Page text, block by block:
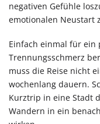
negativen Gefühle
emotionalen Neustart
Einfach einmal für ein
Trennungsschmerz
muss die Reise nicht
wochenlang dauern.
Kurztrip in eine Stadt
Wandern in ein